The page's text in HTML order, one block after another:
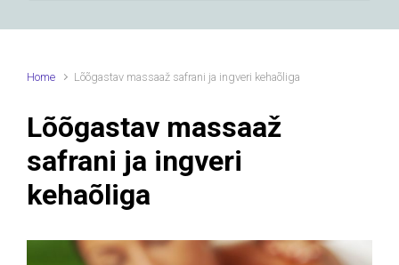
Home Lõõgastav massaaž safrani ja ingveri kehaõliga
Lõõgastav massaaž
safrani ja ingveri
kehaõliga